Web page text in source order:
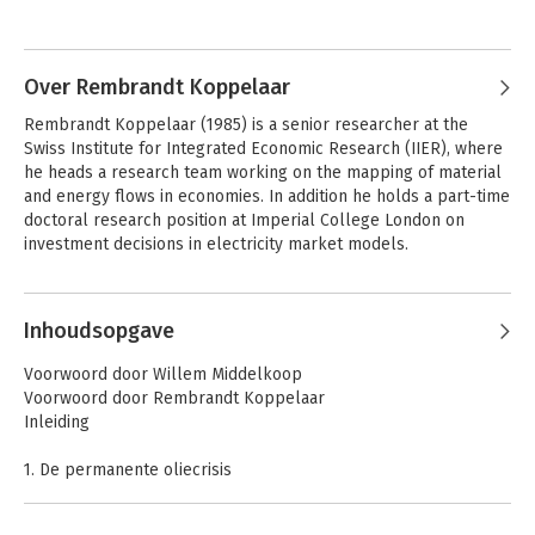
De Big Reset
Over Rembrandt Koppelaar
Rembrandt Koppelaar (1985) is a senior researcher at the
Swiss Institute for Integrated Economic Research (IIER), where
he heads a research team working on the mapping of material
and energy flows in economies. In addition he holds a part-time
doctoral research position at Imperial College London on
investment decisions in electricity market models.
Andere boeken door Rembrandt
Koppelaar
Inhoudsopgave
Voorwoord door Willem Middelkoop
Voorwoord door Rembrandt Koppelaar
Inleiding
1. De permanente oliecrisis